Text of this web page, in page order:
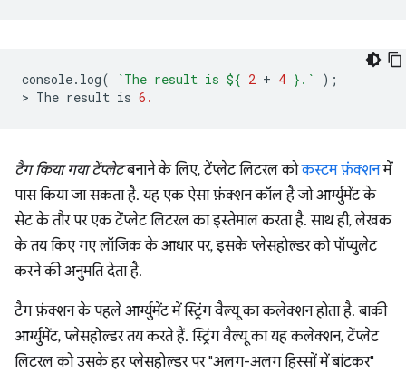
console. log( `The result is ${ 2 + 4 } .`
);
> The result is 6.
टैग किया गया टेंप्लेटबनाने के लिए, टेंप्लेट लिटरल कोकस्टम फ़ंक्शनमें
पास किया जा सकता है. यह एक ऐसा फ़ंक्शन कॉल है जो आर्ग्युमेंट के
सेट के तौर पर एक टेंप्लेट लिटरल का इस्तेमाल करता है. साथ ही, लेखक
के तय किए गए लॉजिक के आधार पर, इसके प्लेसहोल्डर को पॉप्युलेट
करने की अनुमति देता है.
टैग फ़ंक्शन के पहले आर्ग्युमेंट में स्ट्रिंग वैल्यू का कलेक्शन होता है. बाकी
आर्ग्युमेंट, प्लेसहोल्डर तय करते हैं. स्ट्रिंग वैल्यू का यह कलेक्शन, टेंप्लेट
लिटरल को उसके हर प्लेसहोल्डर पर "अलग-अलग हिस्सों में बांटकर"